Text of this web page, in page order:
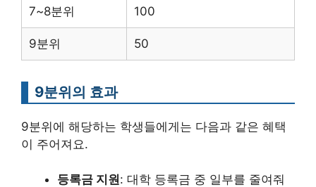
7~8분위 100
9분위 50
9분위의 효과
9분위에 해당하는 학생들에게는 다음과 같은 혜택
이 주어져요.
등록금 지원: 대학 등록금 중 일부를 줄여줘